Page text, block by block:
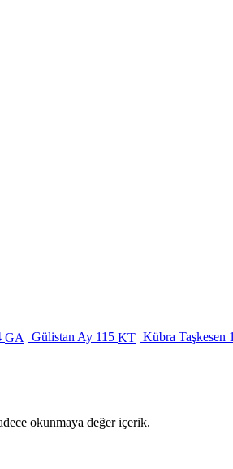
GA Gülistan Ay 115 KT Kübra Taşkesen
okunmaya değer içerik.